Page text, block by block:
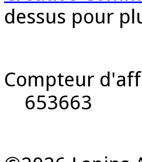
dessus pour
Compteur
653663